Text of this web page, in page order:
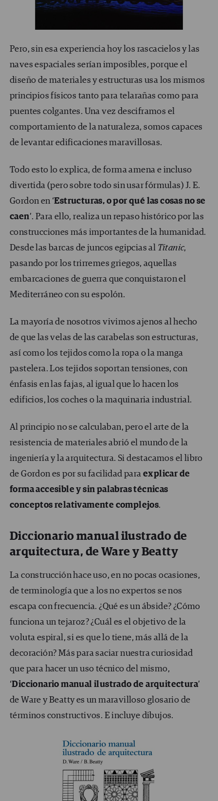
Pero, sin esa experiencia hoy los rascacielos y las
naves espaciales serían imposibles, porque el
diseño de materiales y estructuras usa los mismos
principios físicos tanto para telarañas como para
puentes colgantes. Una vez desciframos el
comportamiento de la naturaleza, somos capaces
de levantar edificaciones maravillosas.
Todo esto lo explica, de forma amena e incluso
divertida (pero sobre todo sin usar fórmulas) J. E.
Gordon en ‘Estructuras, o por qué las cosas no se
caen’. Para ello, realiza un repaso histórico por las
construcciones más importantes de la humanidad.
Desde las barcas de juncos egipcias al Titanic,
pasando por los trirremes griegos, aquellas
embarcaciones de guerra que conquistaron el
Mediterráneo con su espolón.
La mayoría de nosotros vivimos ajenos al hecho
de que las velas de las carabelas son estructuras,
así como los tejidos como la ropa o la manga
pastelera. Los tejidos soportan tensiones, con
énfasis en las fajas, al igual que lo hacen los
edificios, los coches o la maquinaria industrial.
Al principio no se calculaban, pero el arte de la
resistencia de materiales abrió el mundo de la
ingeniería y la arquitectura. Si destacamos el libro
de Gordon es por su facilidad para explicar de
forma accesible y sin palabras técnicas
conceptos relativamente complejos.
Diccionario manual ilustrado de
arquitectura, de Ware y Beatty
La construcción hace uso, en no pocas ocasiones,
de terminología que a los no expertos se nos
escapa con frecuencia. ¿Qué es un ábside? ¿Cómo
funciona un tejaroz? ¿Cuál es el objetivo de la
voluta espiral, si es que lo tiene, más allá de la
decoración? Más para saciar nuestra curiosidad
que para hacer un uso técnico del mismo,
‘Diccionario manual ilustrado de arquitectura’
de Ware y Beatty es un maravilloso glosario de
términos constructivos. E incluye dibujos.